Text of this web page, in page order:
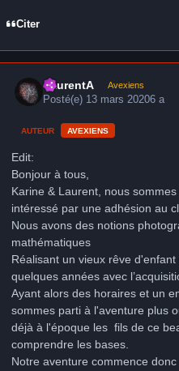
Citer
LaurentA Avexiens
Posté(e) 13 mars 20206 a
AUTEUR AVEXIENS
Edit:
Bonjour à tous,
Karine & Laurent, nous
intéressé par une adhésion au
Nous avons des notions
mathématiques
Réalisant un vieux rêve
quelques années avec
Ayant alors des horaires et un
sommes parti à l'aventure plus
déjà à l'époque les fils de ce
comprendre les bases.
Notre aventure commence